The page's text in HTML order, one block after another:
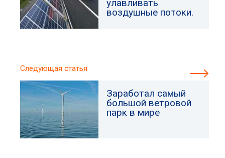
улавливать
воздушные потоки.
Следующая статья
Заработал самый
большой ветровой
парк в мире